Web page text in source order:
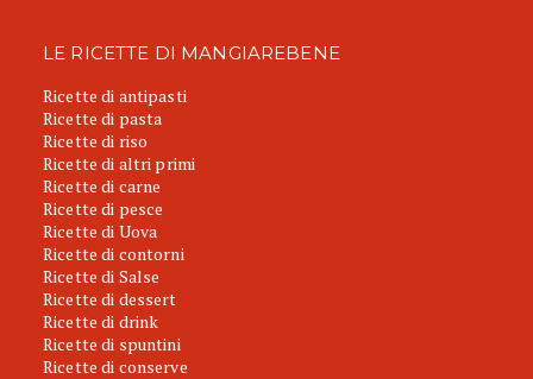
LE RICETTE DI MANGIAREBENE
Ricette di antipasti
Ricette di pasta
Ricette di riso
Ricette di altri primi
Ricette di carne
Ricette di pesce
Ricette di Uova
Ricette di contorni
Ricette di Salse
Ricette di dessert
Ricette di drink
Ricette di spuntini
Ricette di conserve